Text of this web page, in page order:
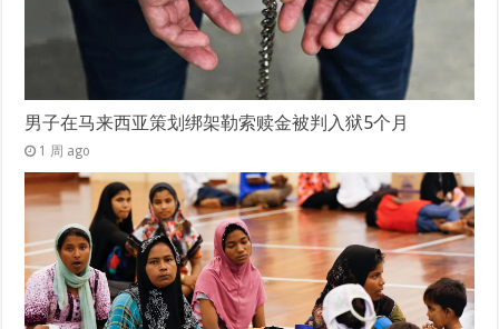
男子在马来西亚策划绑架勒索赎金被判入狱5个月
1 周 ago